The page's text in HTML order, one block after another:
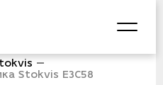
Stokvis E3С58